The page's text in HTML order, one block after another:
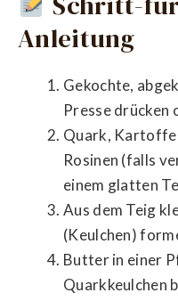
Anleitung
Gekochte,
Presse drücken
Quark,
Rosinen (falls
einem glatten
Aus dem Teig
(Keulchen)
Butter in einer
Quarkkeulchen